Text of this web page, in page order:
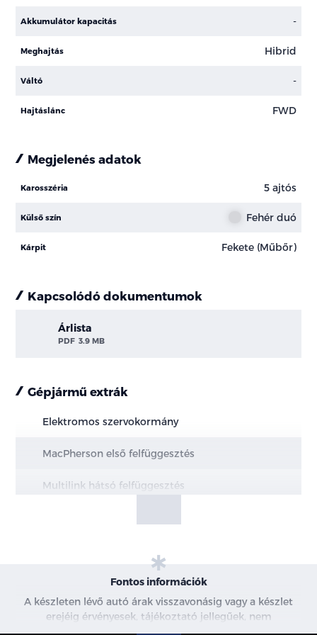
Akkumulátor kapacitás -
Meghajtás Hibrid
Váltó -
Hajtáslánc FWD
Megjelenés adatok
Karosszéria 5 ajtós
Külső szín Fehér duó
Kárpit Fekete (Műbőr)
Kapcsolódó dokumentumok
Árlista
PDF 3.9 MB
Gépjármű extrák
Elektromos szervokormány
MacPherson első felfüggesztés
Multilink hátsó felfüggesztés
Motor- és alsó burkolat védelem
18"-os könnyűfém keréktárcsák
Fontos információk
A készleten lévő autó árak visszavonásig vagy a készlet
erejéig érvényesek, tájékoztató jellegűek, nem
minősülnek ajánlattételnek, a képek csak illusztrációk. A